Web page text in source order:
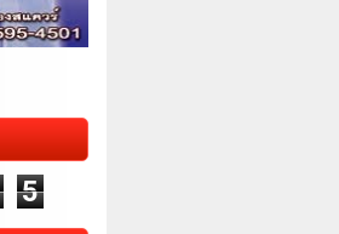
5